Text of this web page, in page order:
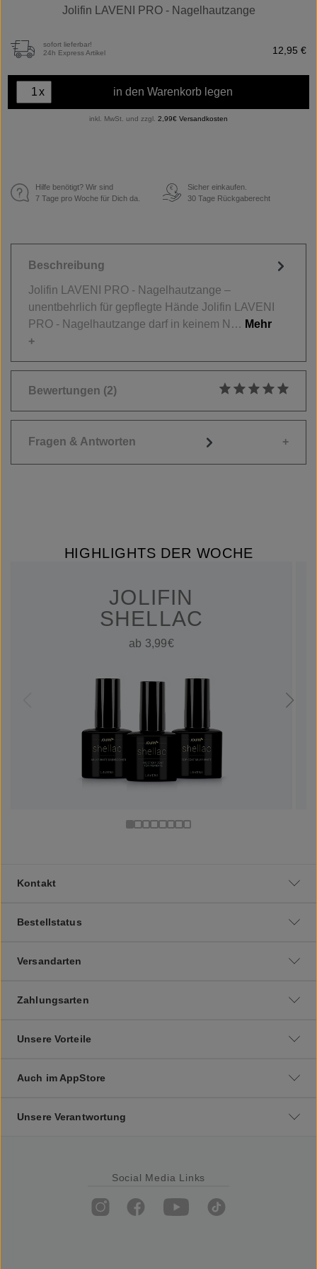
Jolifin LAVENI PRO - Nagelhautzange
sofort lieferbar!
24h Express Artikel
12,95 €
x in den Warenkorb legen
inkl. MwSt. und zzgl. 2,99€ Versandkosten
Hilfe benötigt? Wir sind
7 Tage pro Woche für Dich da.
€
Sicher einkaufen.
30 Tage Rückgaberecht
Beschreibung
Jolifin LAVENI PRO - Nagelhautzange –
unentbehrlich für gepflegte Hände Jolifin LAVENI
PRO - Nagelhautzange darf in keinem N… Mehr
Bewertungen (2)
Fragen & Antworten
HIGHLIGHTS DER WOCHE
JOLIFIN
SHELLAC
ab 3,99€
Kontakt
Bestellstatus
Versandarten
Zahlungsarten
Unsere Vorteile
Auch im AppStore
Unsere Verantwortung
Social Media Links